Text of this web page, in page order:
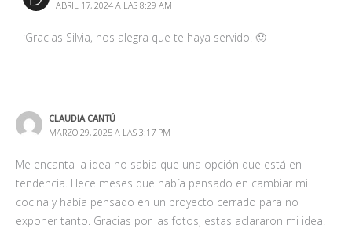
ABRIL 17, 2024 A LAS 8:29 AM
¡Gracias Silvia, nos alegra que te haya servido! 🙂
CLAUDIA CANTÚ
MARZO 29, 2025 A LAS 3:17 PM
Me encanta la idea no sabia que una opción que está en
tendencia. Hece meses que había pensado en cambiar mi
cocina y había pensado en un proyecto cerrado para no
exponer tanto. Gracias por las fotos, estas aclararon mi idea.